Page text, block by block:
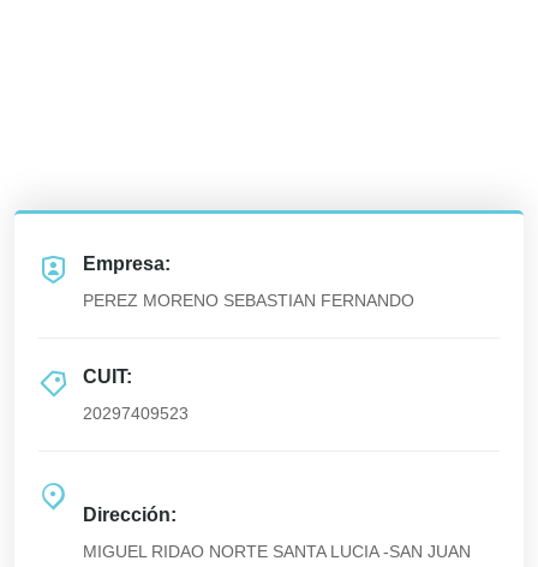
Empresa:
PEREZ MORENO SEBASTIAN FERNANDO
CUIT:
20297409523
Dirección:
MIGUEL RIDAO NORTE SANTA LUCIA -SAN JUAN